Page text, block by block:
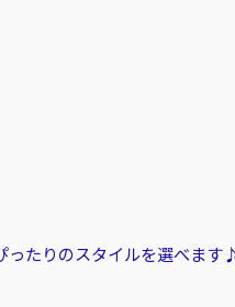
ったりのスタイルを選べます♪